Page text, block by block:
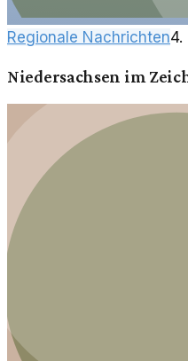
Regionale Nachrichten4.
Niedersachsen im